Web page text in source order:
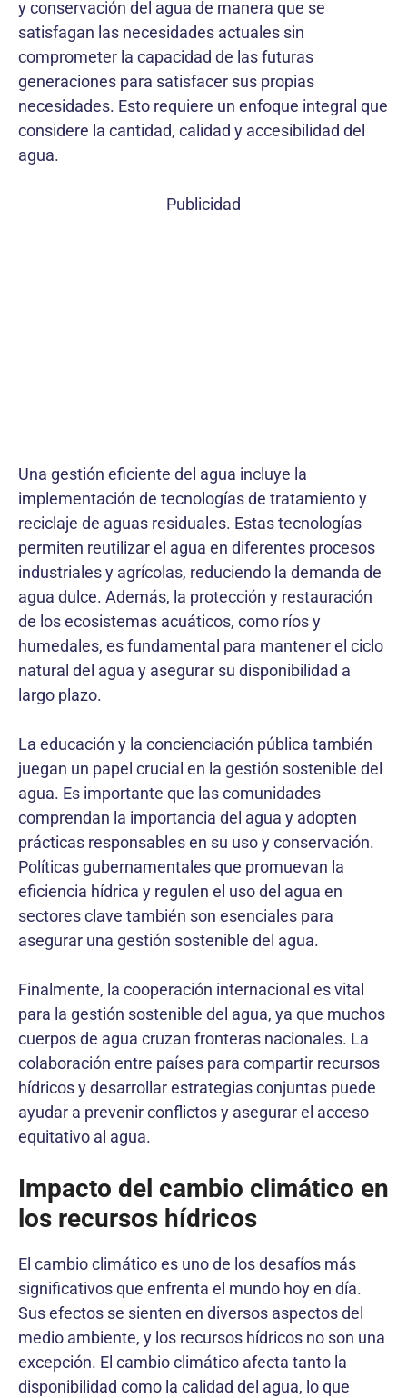
y conservación del agua de manera que se
satisfagan las necesidades actuales sin
comprometer la capacidad de las futuras
generaciones para satisfacer sus propias
necesidades. Esto requiere un enfoque integral que
considere la cantidad, calidad y accesibilidad del
agua.
Publicidad
Una gestión eficiente del agua incluye la
implementación de tecnologías de tratamiento y
reciclaje de aguas residuales. Estas tecnologías
permiten reutilizar el agua en diferentes procesos
industriales y agrícolas, reduciendo la demanda de
agua dulce. Además, la protección y restauración
de los ecosistemas acuáticos, como ríos y
humedales, es fundamental para mantener el ciclo
natural del agua y asegurar su disponibilidad a
largo plazo.
La educación y la concienciación pública también
juegan un papel crucial en la gestión sostenible del
agua. Es importante que las comunidades
comprendan la importancia del agua y adopten
prácticas responsables en su uso y conservación.
Políticas gubernamentales que promuevan la
eficiencia hídrica y regulen el uso del agua en
sectores clave también son esenciales para
asegurar una gestión sostenible del agua.
Finalmente, la cooperación internacional es vital
para la gestión sostenible del agua, ya que muchos
cuerpos de agua cruzan fronteras nacionales. La
colaboración entre países para compartir recursos
hídricos y desarrollar estrategias conjuntas puede
ayudar a prevenir conflictos y asegurar el acceso
equitativo al agua.
Impacto del cambio climático en
los recursos hídricos
El cambio climático es uno de los desafíos más
significativos que enfrenta el mundo hoy en día.
Sus efectos se sienten en diversos aspectos del
medio ambiente, y los recursos hídricos no son una
excepción. El cambio climático afecta tanto la
disponibilidad como la calidad del agua, lo que